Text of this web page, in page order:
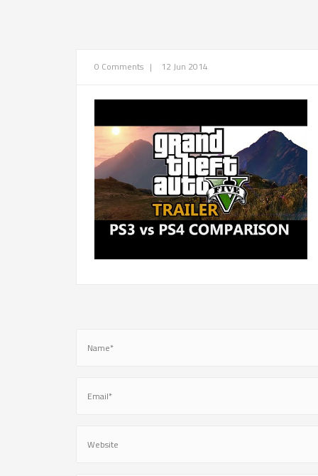
0 Comments | 12 Jun 2014